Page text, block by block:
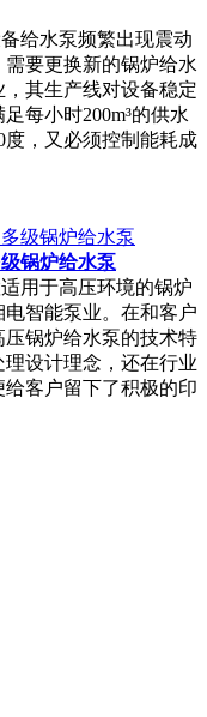
给水泵频繁出现震动
要更换新的锅炉给水
其生产线对设备稳定
每小时200m³的供水
度，又必须控制能耗成
锅炉给水泵
用于高压环境的锅炉
智能泵业。在和客户
锅炉给水泵的技术特
设计理念，还在行业
客户留下了积极的印